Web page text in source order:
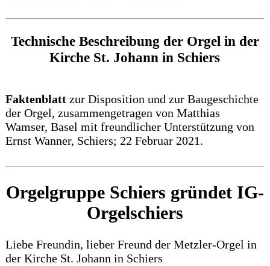
Technische Beschreibung der Orgel in der
Kirche St. Johann in Schiers
Faktenblattzur Disposition und zur Baugeschichte
der Orgel, zusammengetragen von Matthias
Wamser, Basel mit freundlicher Unterstützung von
Ernst Wanner, Schiers; 22 Februar 2021.
Orgelgruppe Schiers gründet IG-
Orgelschiers
Liebe Freundin, lieber Freund der Metzler-Orgel in
der Kirche St. Johann in Schiers